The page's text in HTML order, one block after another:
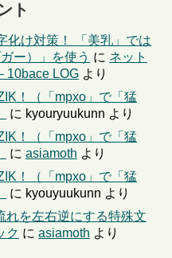
ト
化け対策！ 「美乳」では
ー）」を使う に ネット
10bace LOG より
！（「mpxo」で「猛
に kyouryuukunn より
！（「mpxo」で「猛
に asiamoth より
！（「mpxo」で「猛
に kyouyuukunn より
れを左右逆にする特殊文
ク に asiamoth より